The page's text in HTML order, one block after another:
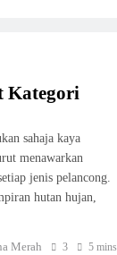
Kategori
sahaja kaya
menawarkan
jenis pelancong.
hutan hujan,
Merah 3 5 mins